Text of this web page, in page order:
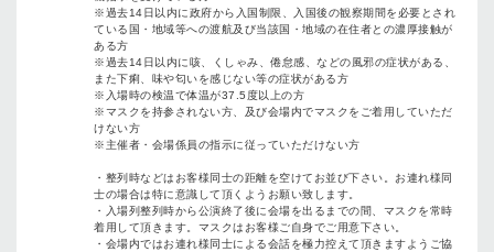
※過去14日以内に政府から入国制限、入国後の観察期間を必要とされ
ている国・地域等への渡航及び当該国・地域の在住者との濃厚接触が
ある方
※過去14日以内に咳、くしゃみ、倦怠感、などの風邪の症状がある、
また下痢、味や匂いを感じない等の症状がある方
※入場時の検温で体温が37.5度以上の方
※マスクを持参されない方、及び会場内でマスクをご着用していただ
けない方
※主催者・会場係員の指示に従っていただけない方
・整列時などはお客様同士の距離を空けてお並び下さい。お連れ様同
士の場合は特に意識して頂くようお願い致します。
・入場列整列時から公演終了後に会場を出るまでの間、マスクを常時
着用して頂きます。マスクはお客様ご自身でご用意下さい。
・会場内ではお連れ様同士による会話を極力控えて頂きますようご協